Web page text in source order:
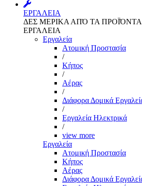
ΕΡΓΑΛΕΙΑ
ΔΕΣ ΜΕΡΙΚΑ ΑΠΌ ΤΑ
ΕΡΓΑΛΕΙΑ
Εργαλεία
Aτομική Προστασία
/
Kήπος
/
Αέρας
/
Διάφορα Δομικά
/
Εργαλεία Ηλεκτρικά
/
view more
Εργαλεία
Aτομική Προστασία
Kήπος
Αέρας
Διάφορα Δομικά